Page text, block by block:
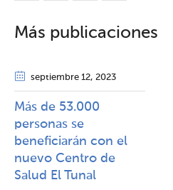
Más publicaciones
septiembre 12, 2023
Más de 53.000
personas se
beneficiarán con el
nuevo Centro de
Salud El Tunal